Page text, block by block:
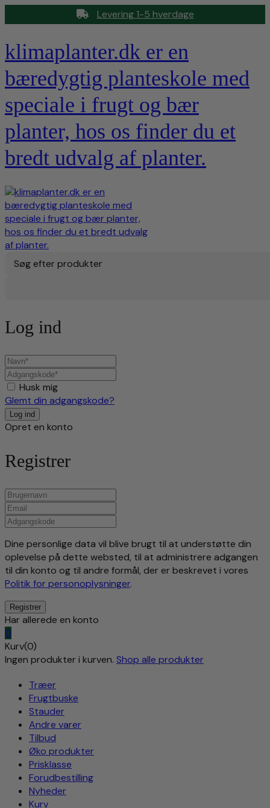
Levering 1-5 hverdage
klimaplanter.dk er en
bæredygtig planteskole med
speciale i frugt og bær
planter, hos os finder du et
bredt udvalg af planter.
Søg efter produkter
Log ind
Husk mig
Glemt din adgangskode?
Opret en konto
Registrer
Dine personlige data vil blive brugt til at understøtte din
oplevelse på dette websted, til at administrere adgangen
til din konto og til andre formål, der er beskrevet i vores
Politik for personoplysninger.
Har allerede en konto
0
Kurv(0)
Ingen produkter i kurven. Shop alle produkter
Træer
Frugtbuske
Stauder
Andre varer
Tilbud
Øko produkter
Prisklasse
Forudbestilling
Nyheder
Kurv